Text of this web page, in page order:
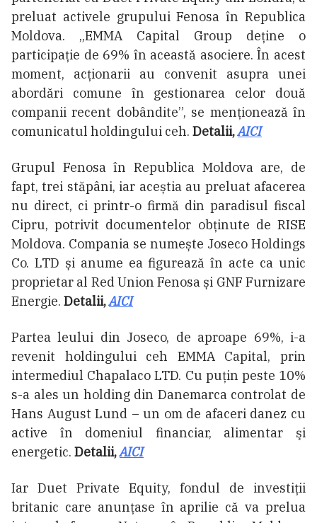
preluat activele grupului Fenosa în Republica
Moldova. „EMMA Capital Group deține o
participație de 69% în această asociere. În acest
moment, acționarii au convenit asupra unei
abordări comune în gestionarea celor două
companii recent dobândite”, se menționează în
comunicatul holdingului ceh. Detalii,AICI
Grupul Fenosa în Republica Moldova are, de
fapt, trei stăpâni, iar aceștia au preluat afacerea
nu direct, ci printr-o firmă din paradisul fiscal
Cipru, potrivit documentelor obținute de RISE
Moldova. Compania se numește Joseco Holdings
Co. LTD și anume ea figurează în acte ca unic
proprietar al Red Union Fenosa și GNF Furnizare
Energie. Detalii,AICI
Partea leului din Joseco, de aproape 69%, i-a
revenit holdingului ceh EMMA Capital, prin
intermediul Chapalaco LTD. Cu puțin peste 10%
s-a ales un holding din Danemarca controlat de
Hans August Lund – un om de afaceri danez cu
active în domeniul financiar, alimentar şi
energetic. Detalii,AICI
Iar Duet Private Equity, fondul de investiții
britanic care anunțase în aprilie că va prelua